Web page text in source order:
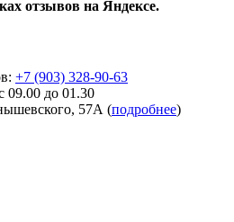
отзывов на Яндексе.
+7 (903) 328-90-63
до 01.30
57А (подробнее)